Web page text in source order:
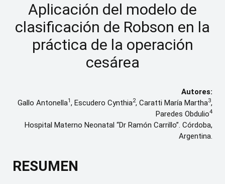
Aplicación del modelo de
clasificación de Robson en la
práctica de la operación
cesárea
Autores:
Gallo Antonella1, Escudero Cynthia2, Caratti María Martha3,
Paredes Obdulio4
Hospital Materno Neonatal “Dr Ramón Carrillo”. Córdoba,
Argentina.
RESUMEN